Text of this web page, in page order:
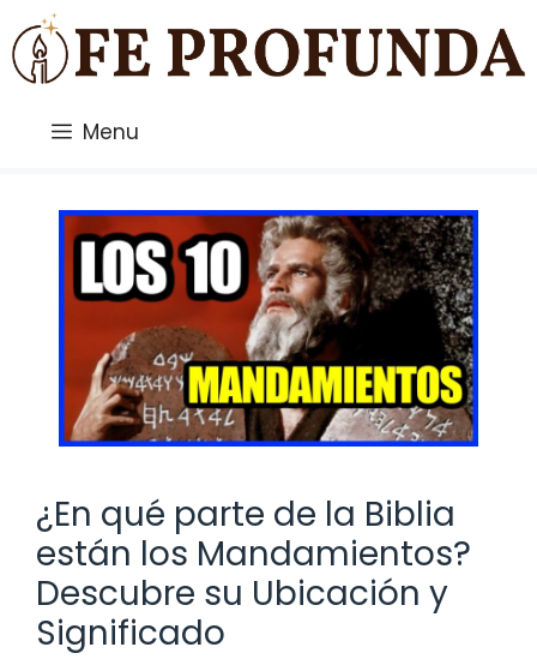
Saltar
al
contenido
Menu
¿En qué parte de la Biblia
están los Mandamientos?
Descubre su Ubicación y
Significado